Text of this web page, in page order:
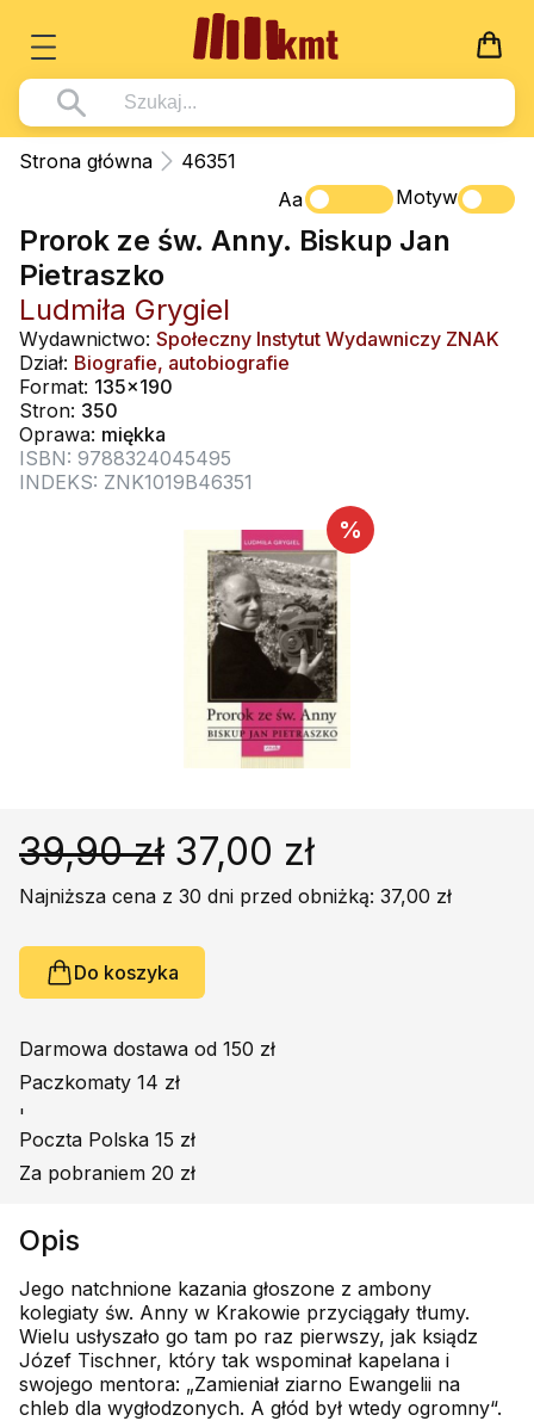
Książki
Wszystko z kategorii - Książki
Pismo Święte
Kościół Katolicki
Duszpasterstwo
Teologia
Życie chrześcijańskie
Duchowość
Literatura piękna
Książki obcojęzyczne
Promocja
Wszystko z kategorii - Multimedia
DVD
CD-ROM
Muzyka
Rekolekcje i inne na CD
Śpiew i modlitwa
Dla Dzieci
Wszystko z kategorii - Dla Dzieci
Literatura (D)
Płyty, DVD (D)
Podręczniki i pomoce dydaktyczne
Podręczniki
Wszystko z kategorii - Podręczniki
Podręczniki i pomoce dydaktyczne
Zabawa i Nauka
Nowości
Zaloguj się
Strona główna
46351
Aa
Motyw
%
Prorok ze św. Anny. Biskup Jan
Pietraszko
Ludmiła Grygiel
Wydawnictwo: Społeczny Instytut Wydawniczy ZNAK
Dział: Biografie, autobiografie
Format: 135x190
Stron: 350
Oprawa: miękka
ISBN: 9788324045495
INDEKS: ZNK1019B46351
39,90 zł 37,00 zł
Najniższa cena z 30 dni przed obniżką: 37,00 zł
Do koszyka
Darmowa dostawa od 150 zł
Paczkomaty 14 zł
'
Poczta Polska 15 zł
Za pobraniem 20 zł
Opis
Jego natchnione kazania głoszone z ambony
kolegiaty św. Anny w Krakowie przyciągały tłumy.
Wielu usłyszało go tam po raz pierwszy, jak ksiądz
Józef Tischner, który tak wspominał kapelana i
swojego mentora: „Zamieniał ziarno Ewangelii na
chleb dla wygłodzonych. A głód był wtedy ogromny“.